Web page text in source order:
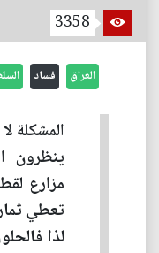
3358
العراق فساد
المشكلة
ينظرون
مزارع
تعطي
لذا